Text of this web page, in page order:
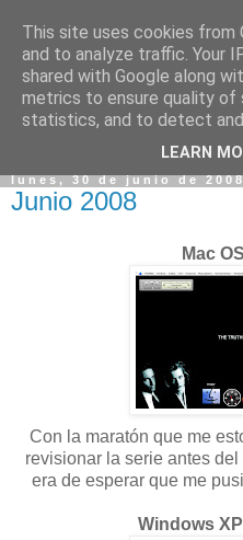
lunes, 30 de junio de
Junio 2008
Mac
Con la maratón que me
revisionar la serie antes
era de esperar que me
Windows
This site uses cookies
and to analyze traffic. Your
shared with Google along
metrics to ensure quality of
statistics, and to detect and
LEARN